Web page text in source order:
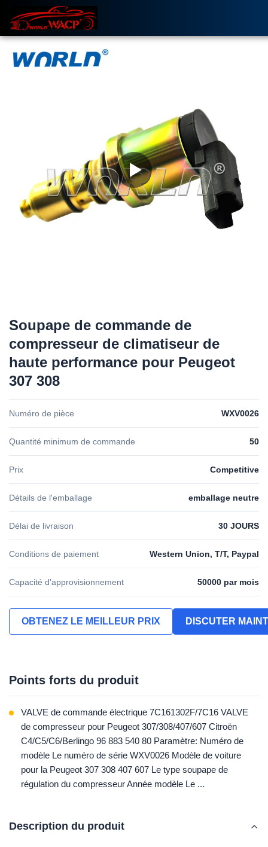
Soupape de commande de
compresseur de climatiseur de
haute performance pour Peugeot
307 308
Numéro de pièce WXV0026
Quantité minimum de commande 50
Prix Competitive
Détails de l'emballage emballage neutre
Délai de livraison 30 JOURS
Conditions de paiement Western Union, T/T, Paypal
Capacité d'approvisionnement 50000 par mois
OBTENEZ LE MEILLEUR PRIX DISCUTER
Points forts du produit
VALVE de commande électrique 7C161302F/7C16 VALVE
de compresseur pour Peugeot 307/308/407/607 Citroën
C4/C5/C6/Berlingo 96 883 540 80 Paramètre: Numéro de
modèle Le numéro de série WXV0026 Modèle de voiture
pour la Peugeot 307 308 407 607 Le type soupape de
régulation du compresseur Année modèle Le ...
Description du produit